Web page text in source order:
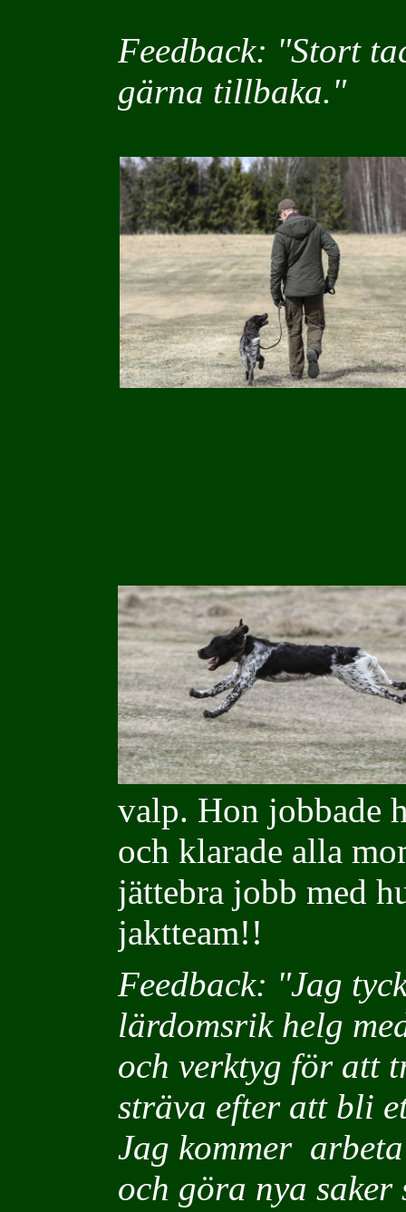
Feedback: "Stort
gärna tillbaka."
valp. Hon jobbade
och klarade alla
jättebra jobb med
jaktteam!!
Feedback: "Jag
lärdomsrik helg
och verktyg för att
sträva efter att bli
Jag kommer
och göra nya